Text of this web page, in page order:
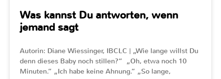
Was kannst Du antworten, wenn
jemand sagt
Autorin: Diane Wiessinger, IBCLC | „Wie lange willst Du
denn dieses Baby noch stillen?“ „Oh, etwa noch 10
Minuten.“ „Ich habe keine Ahnung.“ „So lange,